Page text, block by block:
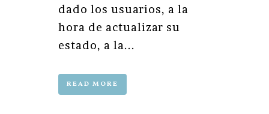
dado los usuarios, a la
hora de actualizar su
estado, a la...
READ MORE